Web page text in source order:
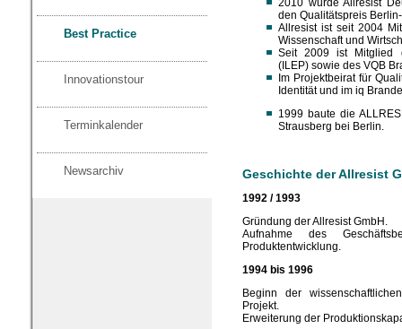
Best Practice
Innovationstour
Terminkalender
Newsarchiv
den Qualitätspreis
Allresist ist seit 2004
Wissenschaft und
Seit 2009 ist Mitglied
(ILEP) sowie des VQB
Im Projektbeirat für
Identität und im iq
1999 baute die
Strausberg bei Berlin.
Geschichte der Allresist
1992 / 1993
Gründung der Allresist GmbH.
Aufnahme des
Produktentwicklung.
1994 bis 1996
Beginn der
Projekt.
Erweiterung der